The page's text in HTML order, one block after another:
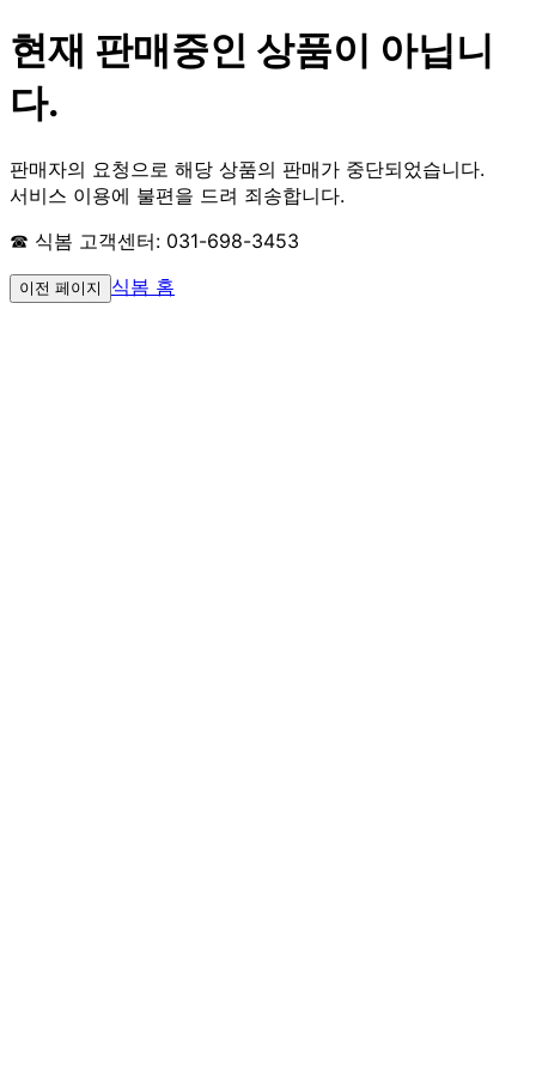
현재 판매중인 상품이 아닙니
다.
판매자의 요청으로 해당 상품의 판매가 중단되었습니다.
서비스 이용에 불편을 드려 죄송합니다.
☎ 식봄 고객센터: 031-698-3453
이전 페이지 식봄 홈